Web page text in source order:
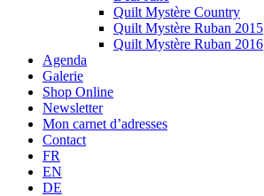
Quilt Mystère Country
Quilt Mystère Ruban 2015
Quilt Mystère Ruban 2016
Agenda
Galerie
Shop Online
Newsletter
Mon carnet d’adresses
Contact
FR
EN
DE